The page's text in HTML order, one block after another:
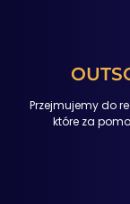
Przejmujemy do
które za